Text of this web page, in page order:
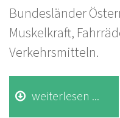
Bundesländer
Muskelkraft,
Verkehrsmitteln.
weiterlesen ...